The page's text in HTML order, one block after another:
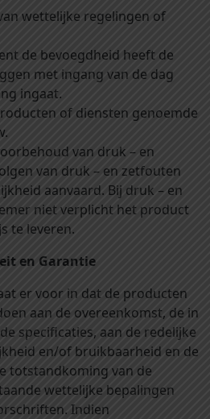
wettelijke regelingen of
de bevoegdheid heeft de
met ingang van de dag
ingaat.
of diensten genoemde
van druk – en
van druk – en zetfouten
aanvaard. Bij druk – en
niet verplicht het product
te leveren.
en Garantie
er voor in dat de producten
aan de overeenkomst, de in
specificaties, aan de redelijke
en/of bruikbaarheid en de
totstandkoming van de
wettelijke bepalingen
Indien